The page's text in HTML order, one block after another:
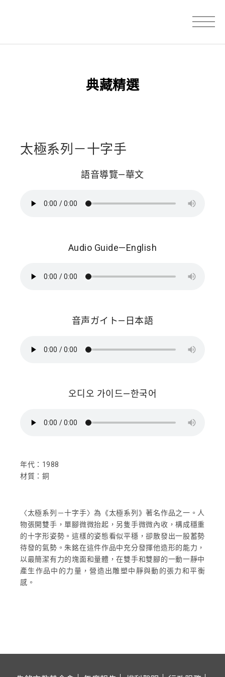
典藏精選
太極系列－十字手
語音導覽—華文
Audio Guide—English
音声ガイト—日本語
오디오 가이드—한국어
年代：1988
材質：銅
〈太極系列－十字手〉為《太極系列》著名作品之一。人
物張開雙手，單腳微微抬起，另隻手微微內收，構成穩重
的十字形姿勢。這樣的姿態看似平穩，卻散發出一股蓄勢
待發的氣勢。朱銘在這件作品中充分發揮他造形的能力，
以最簡潔有力的塊面和量體，在雙手和雙腳的一動一靜中
產生作品中的力量，營造出雕塑中靜與動的張力和平衡
感。